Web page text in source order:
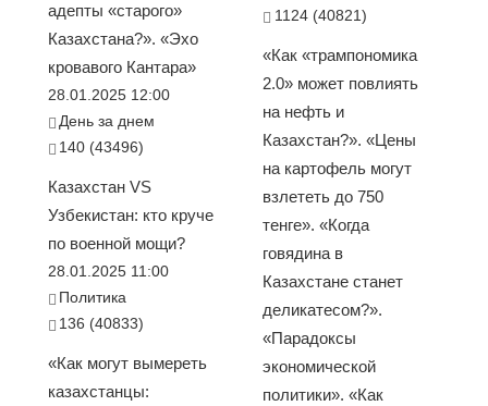
адепты «старого»
Казахстана?». «Эхо
кровавого Кантара»
28.01.2025 12:00
День за днем
140 (43496)
Казахстан VS
Узбекистан: кто круче
по военной мощи?
28.01.2025 11:00
Политика
136 (40833)
«Как могут вымереть
казахстанцы:
1124 (40821)
«Как «трампономика
2.0» может повлиять
на нефть и
Казахстан?». «Цены
на картофель могут
взлететь до 750
тенге». «Когда
говядина в
Казахстане станет
деликатесом?».
«Парадоксы
экономической
политики». «Как